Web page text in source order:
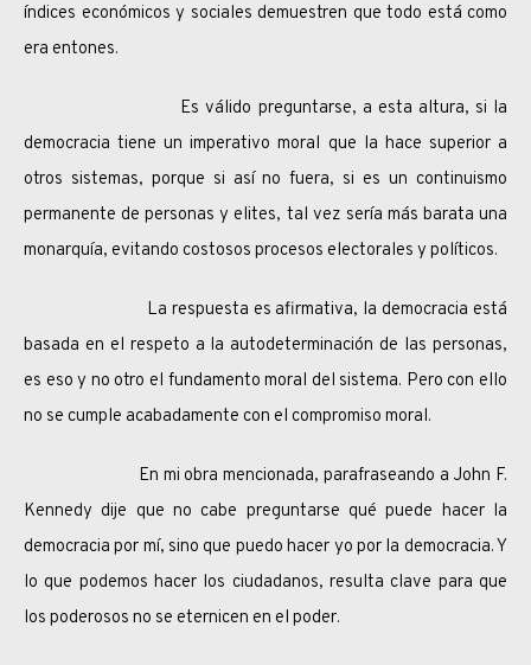
índices económicos y sociales demuestren que todo está como
era entones.
Es válido preguntarse, a esta altura, si la
democracia tiene un imperativo moral que la hace superior a
otros sistemas, porque si así no fuera, si es un continuismo
permanente de personas y elites, tal vez sería más barata una
monarquía, evitando costosos procesos electorales y políticos.
La respuesta es afirmativa, la democracia está
basada en el respeto a la autodeterminación de las personas,
es eso y no otro el fundamento moral del sistema. Pero con ello
no se cumple acabadamente con el compromiso moral.
En mi obra mencionada, parafraseando a John F.
Kennedy dije que no cabe preguntarse qué puede hacer la
democracia por mí, sino que puedo hacer yo por la democracia. Y
lo que podemos hacer los ciudadanos, resulta clave para que
los poderosos no se eternicen en el poder.